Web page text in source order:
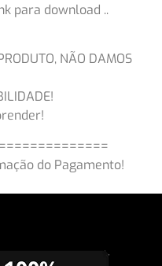
para download ..
NÃO DAMOS
do Pagamento!